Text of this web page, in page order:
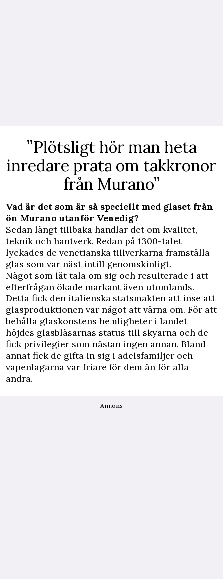
”Plötsligt hör man heta
inredare prata om takkronor
från Murano”
Vad är det som är så speciellt med glaset från
ön Murano utanför Venedig?
Sedan långt tillbaka handlar det om kvalitet,
teknik och hantverk. Redan på 1300-talet
lyckades de venetianska tillverkarna framställa
glas som var näst intill genomskinligt.
Något som lät tala om sig och resulterade i att
efterfrågan ökade markant även utomlands.
Detta fick den italienska statsmakten att inse att
glasproduktionen var något att värna om. För att
behålla glaskonstens hemligheter i landet
höjdes glasblåsarnas status till skyarna och de
fick privilegier som nästan ingen annan. Bland
annat fick de gifta in sig i adelsfamiljer och
vapenlagarna var friare för dem än för alla
andra.
Annons